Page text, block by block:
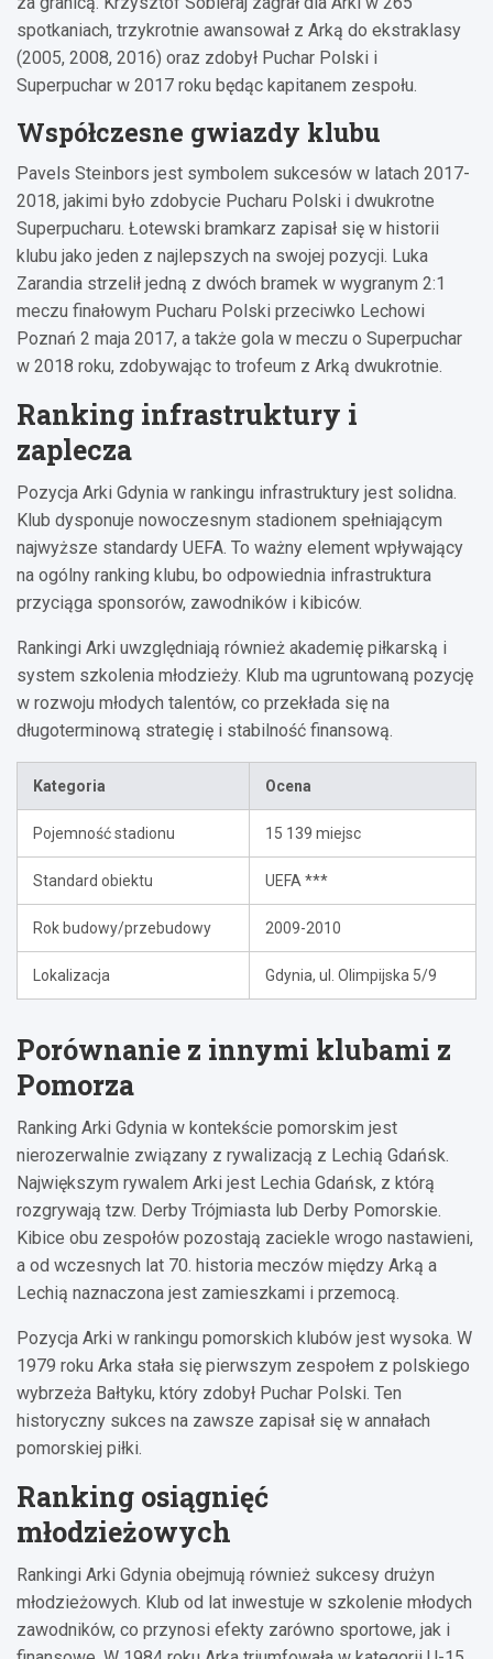
spotkaniach, trzykrotnie awansował z Arką do ekstraklasy
(2005, 2008, 2016) oraz zdobył Puchar Polski i
Superpuchar w 2017 roku będąc kapitanem zespołu.
Współczesne gwiazdy klubu
Pavels Steinbors jest symbolem sukcesów w latach 2017-
2018, jakimi było zdobycie Pucharu Polski i dwukrotne
Superpucharu. Łotewski bramkarz zapisał się w historii
klubu jako jeden z najlepszych na swojej pozycji. Luka
Zarandia strzelił jedną z dwóch bramek w wygranym 2:1
meczu finałowym Pucharu Polski przeciwko Lechowi
Poznań 2 maja 2017, a także gola w meczu o Superpuchar
w 2018 roku, zdobywając to trofeum z Arką dwukrotnie.
Ranking infrastruktury i
zaplecza
Pozycja Arki Gdynia w rankingu infrastruktury jest solidna.
Klub dysponuje nowoczesnym stadionem spełniającym
najwyższe standardy UEFA. To ważny element wpływający
na ogólny ranking klubu, bo odpowiednia infrastruktura
przyciąga sponsorów, zawodników i kibiców.
Rankingi Arki uwzględniają również akademię piłkarską i
system szkolenia młodzieży. Klub ma ugruntowaną pozycję
w rozwoju młodych talentów, co przekłada się na
długoterminową strategię i stabilność finansową.
Kategoria Ocena
Pojemność stadionu 15 139 miejsc
Standard obiektu UEFA ***
Rok budowy/przebudowy 2009-2010
Lokalizacja Gdynia, ul. Olimpijska 5/9
Porównanie z innymi klubami z
Pomorza
Ranking Arki Gdynia w kontekście pomorskim jest
nierozerwalnie związany z rywalizacją z Lechią Gdańsk.
Największym rywalem Arki jest Lechia Gdańsk, z którą
rozgrywają tzw. Derby Trójmiasta lub Derby Pomorskie.
Kibice obu zespołów pozostają zaciekle wrogo nastawieni,
a od wczesnych lat 70. historia meczów między Arką a
Lechią naznaczona jest zamieszkami i przemocą.
Pozycja Arki w rankingu pomorskich klubów jest wysoka. W
1979 roku Arka stała się pierwszym zespołem z polskiego
wybrzeża Bałtyku, który zdobył Puchar Polski. Ten
historyczny sukces na zawsze zapisał się w annałach
pomorskiej piłki.
Ranking osiągnięć
młodzieżowych
Rankingi Arki Gdynia obejmują również sukcesy drużyn
młodzieżowych. Klub od lat inwestuje w szkolenie młodych
zawodników, co przynosi efekty zarówno sportowe, jak i